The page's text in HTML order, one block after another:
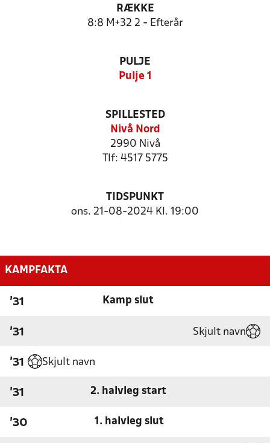
RÆKKE
8:8 M+32 2 - Efterår
PULJE
Pulje 1
SPILLESTED
Nivå Nord
2990 Nivå
Tlf: 4517 5775
TIDSPUNKT
ons. 21-08-2024 Kl. 19:00
KAMPFAKTA
'31 Kamp slut
'31 Skjult navn
'31 Skjult navn
'31 2. halvleg start
'30 1. halvleg slut